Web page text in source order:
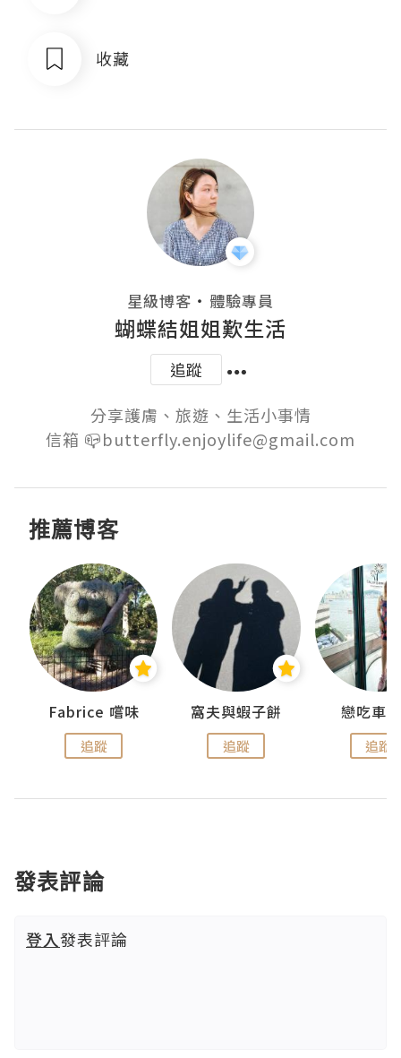
收藏
星級博客 ・ 體驗專員
蝴蝶結姐姐歎生活
追蹤
分享護膚、旅遊、生活小事情
信箱 📪butterfly.enjoylife@gmail.com
推薦博客
Fabrice 嚐味
追蹤
窩夫與蝦子餅
追蹤
戀吃車
追蹤
發表評論
登入發表評論